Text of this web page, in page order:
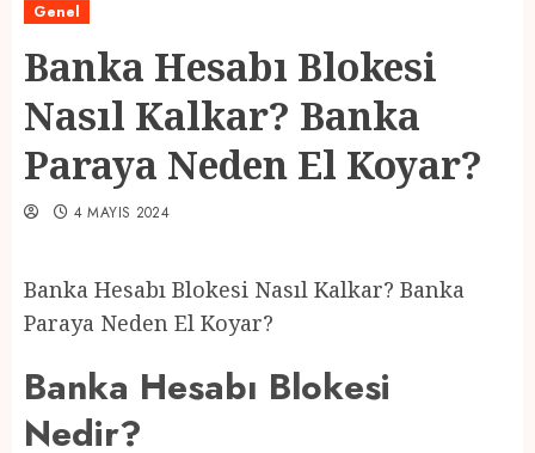
Genel
Banka Hesabı Blokesi
Nasıl Kalkar? Banka
Paraya Neden El Koyar?
4 MAYIS 2024
Banka Hesabı Blokesi Nasıl Kalkar? Banka
Paraya Neden El Koyar?
Banka Hesabı Blokesi
Nedir?